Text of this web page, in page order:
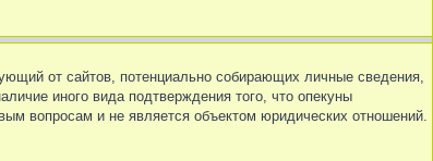
от сайтов, потенциально собирающих личные сведения,
иного вида подтверждения того, что опекуны
вопросам и не является объектом юридических отношений.